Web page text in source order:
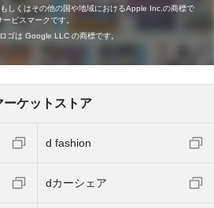
しくはその他の国や地域におけるApple Inc.の商標で
ビスマークです。
ゴは Google LLC の商標です。
ーケットストア
d fashion
dカーシェア